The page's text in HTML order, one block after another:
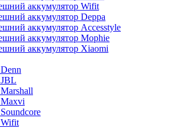
аккумулятор Wifit
аккумулятор Deppa
аккумулятор Accesstyle
аккумулятор Mophie
аккумулятор Xiaomi